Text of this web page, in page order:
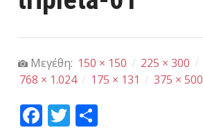
Μεγέθη: 150 × 150 / 225 × 300 /
768 × 1.024 / 175 × 131 / 375 × 500
Fa T